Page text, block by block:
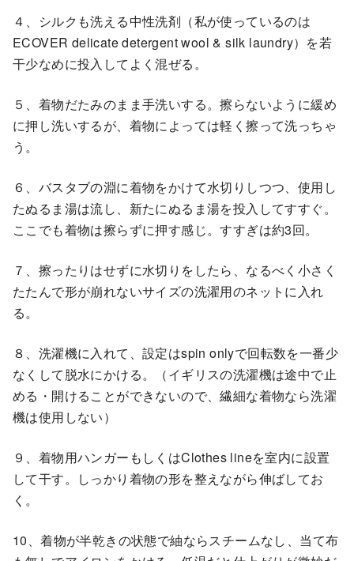
４、シルクも洗える中性洗剤（私が使っているのは
ECOVER delicate detergent wool & silk laundry）を若
干少なめに投入してよく混ぜる。
５、着物だたみのまま手洗いする。擦らないように緩め
に押し洗いするが、着物によっては軽く擦って洗っちゃ
う。
６、バスタブの淵に着物をかけて水切りしつつ、使用し
たぬるま湯は流し、新たにぬるま湯を投入してすすぐ。
ここでも着物は擦らずに押す感じ。すすぎは約3回。
７、擦ったりはせずに水切りをしたら、なるべく小さく
たたんで形が崩れないサイズの洗濯用のネットに入れ
る。
８、洗濯機に入れて、設定はspin onlyで回転数を一番少
なくして脱水にかける。（イギリスの洗濯機は途中で止
める・開けることができないので、繊細な着物なら洗濯
機は使用しない）
９、着物用ハンガーもしくはClothes lineを室内に設置
して干す。しっかり着物の形を整えながら伸ばしてお
く。
10、着物が半乾きの状態で紬ならスチームなし、当て布